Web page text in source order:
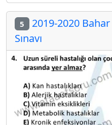
5 2019-2020
Sınavı